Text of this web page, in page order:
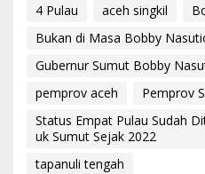
4 Pulau aceh singkil
Bukan di Masa Bobby
Gubernur Sumut Bobby
pemprov aceh
Pemprov
Status Empat Pulau Sudah
uk Sumut Sejak 2022
tapanuli tengah